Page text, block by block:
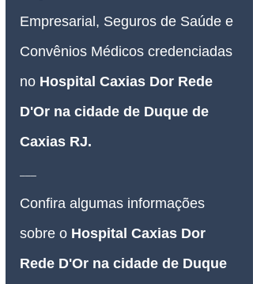
Empresarial, Seguros de Saúde e
Convênios Médicos credenciadas
no Hospital Caxias Dor Rede
D'Or na cidade de Duque de
Caxias RJ.
___
Confira algumas informações
sobre o Hospital Caxias Dor
Rede D'Or na cidade de Duque